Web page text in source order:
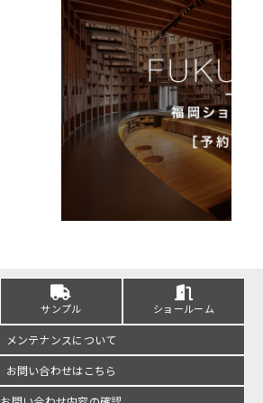
サンプル ショールーム
メンテナンスについて
お問い合わせはこちら